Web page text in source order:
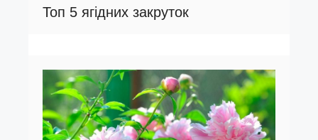
Топ 5 ягідних закруток